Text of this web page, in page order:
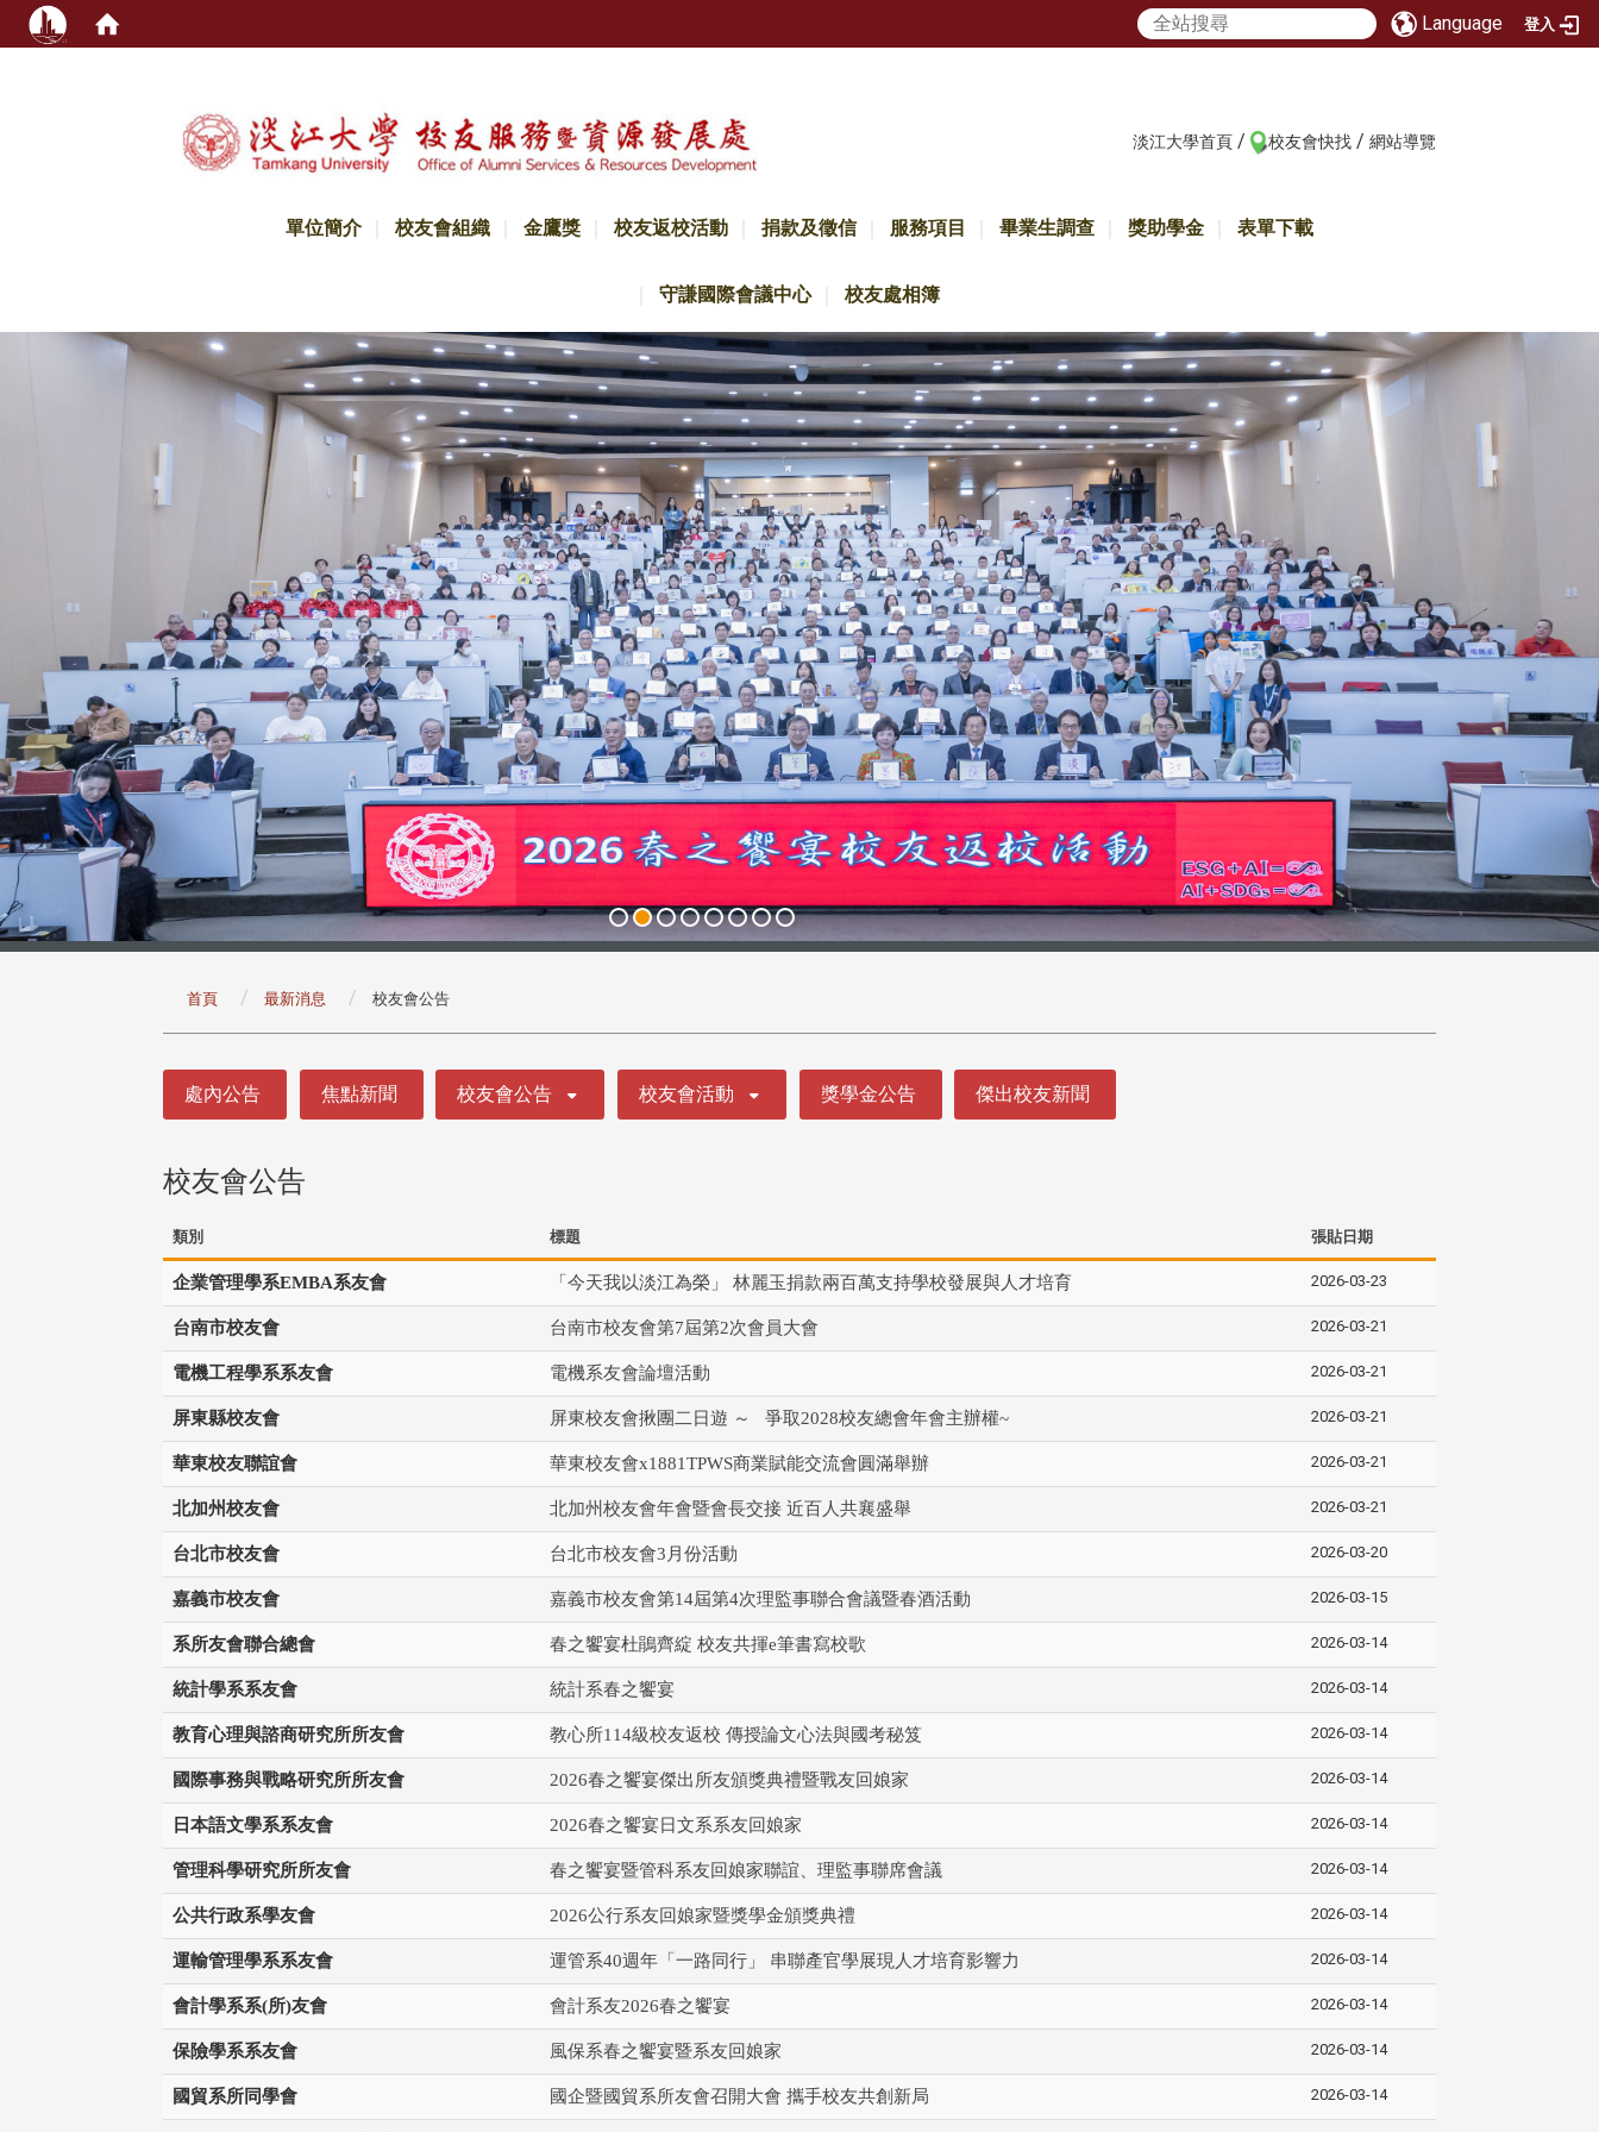
Language 登入
淡江大學首頁 / 校友會快找 / 網站導覽
單位簡介 校友會組織 金鷹獎 校友返校活動 捐款及徵信 服務項目 畢業生調查 獎助學金 表單下載
守謙國際會議中心 校友處相簿
首頁 最新消息 校友會公告
處內公告 焦點新聞 校友會公告 校友會活動 獎學金公告 傑出校友新聞
校友會公告
類別 標題 張貼日期
企業管理學系EMBA系友會 「今天我以淡江為榮」 林麗玉捐款兩百萬支持學校發展與人才培育 2026-03-23
台南市校友會 台南市校友會第7屆第2次會員大會 2026-03-21
電機工程學系系友會 電機系友會論壇活動 2026-03-21
屏東縣校友會 屏東校友會揪團二日遊 ～ 爭取2028校友總會年會主辦權~ 2026-03-21
華東校友聯誼會 華東校友會x1881TPWS商業賦能交流會圓滿舉辦 2026-03-21
北加州校友會 北加州校友會年會暨會長交接 近百人共襄盛舉 2026-03-21
台北市校友會 台北市校友會3月份活動 2026-03-20
嘉義市校友會 嘉義市校友會第14屆第4次理監事聯合會議暨春酒活動 2026-03-15
系所友會聯合總會 春之饗宴杜鵑齊綻 校友共揮e筆書寫校歌 2026-03-14
統計學系系友會 統計系春之饗宴 2026-03-14
教育心理與諮商研究所所友會 教心所114級校友返校 傳授論文心法與國考秘笈 2026-03-14
國際事務與戰略研究所所友會 2026春之饗宴傑出所友頒獎典禮暨戰友回娘家 2026-03-14
日本語文學系系友會 2026春之饗宴日文系系友回娘家 2026-03-14
管理科學研究所所友會 春之饗宴暨管科系友回娘家聯誼、理監事聯席會議 2026-03-14
公共行政系學友會 2026公行系友回娘家暨獎學金頒獎典禮 2026-03-14
運輸管理學系系友會 運管系40週年「一路同行」 串聯產官學展現人才培育影響力 2026-03-14
會計學系系(所)友會 會計系友2026春之饗宴 2026-03-14
保險學系系友會 風保系春之饗宴暨系友回娘家 2026-03-14
國貿系所同學會 國企暨國貿系所友會召開大會 攜手校友共創新局 2026-03-14